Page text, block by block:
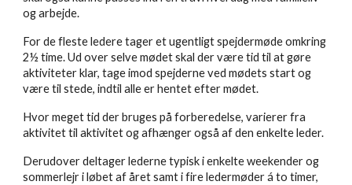
ogarbejde.
For de fleste ledere tager et ugentligt spejdermøde omkring
2½ time. Ud over selve mødet skal der være tid til at gøre
aktiviteter klar, tage imod spejderne ved mødets start og
være til stede, indtil alle er hentet efter mødet.
Hvor meget tid der bruges på forberedelse, varierer fra
aktivitet til aktivitet og afhænger også af den enkelte leder.
Derudover deltager lederne typisk i enkelte weekender og
sommerlejr i løbet af året samt i fire ledermøder á to timer,